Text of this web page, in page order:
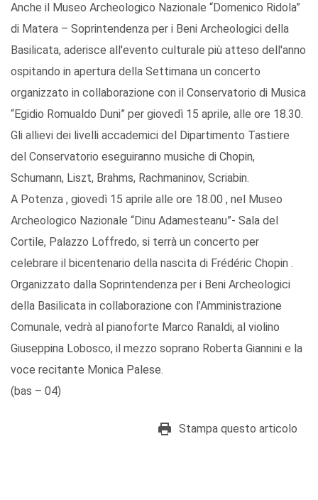
Anche il Museo Archeologico Nazionale “Domenico Ridola”
di Matera – Soprintendenza per i Beni Archeologici della
Basilicata, aderisce all'evento culturale più atteso dell'anno
ospitando in apertura della Settimana un concerto
organizzato in collaborazione con il Conservatorio di Musica
“Egidio Romualdo Duni” per giovedì 15 aprile, alle ore 18.30.
Gli allievi dei livelli accademici del Dipartimento Tastiere
del Conservatorio eseguiranno musiche di Chopin,
Schumann, Liszt, Brahms, Rachmaninov, Scriabin.
A Potenza , giovedì 15 aprile alle ore 18.00 , nel Museo
Archeologico Nazionale “Dinu Adamesteanu”- Sala del
Cortile, Palazzo Loffredo, si terrà un concerto per
celebrare il bicentenario della nascita di Frédéric Chopin .
Organizzato dalla Soprintendenza per i Beni Archeologici
della Basilicata in collaborazione con l’Amministrazione
Comunale, vedrà al pianoforte Marco Ranaldi, al violino
Giuseppina Lobosco, il mezzo soprano Roberta Giannini e la
voce recitante Monica Palese.
(bas – 04)
Stampa questo articolo